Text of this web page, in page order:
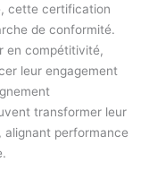
cette certification
de conformité.
en compétitivité,
leur engagement
transformer leur
alignant performance